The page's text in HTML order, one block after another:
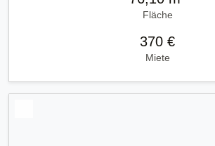
Fläche
370 €
Miete